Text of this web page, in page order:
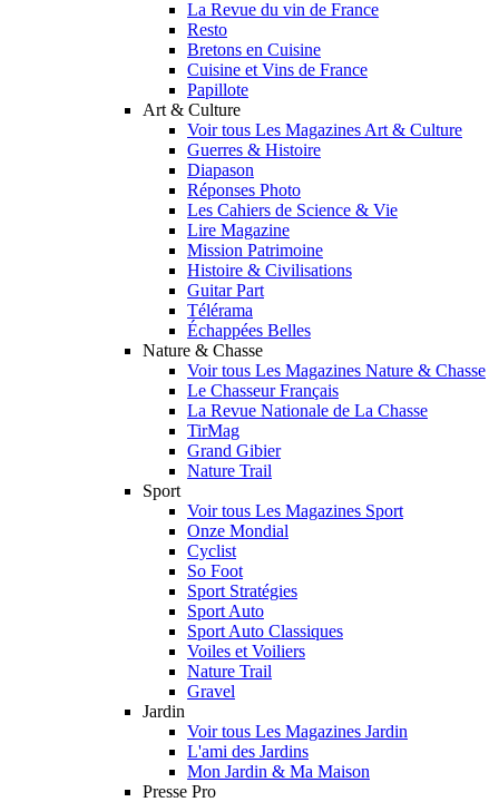
La Revue du vin de France
Resto
Bretons en Cuisine
Cuisine et Vins de France
Papillote
Art & Culture
Voir tous Les Magazines Art & Culture
Guerres & Histoire
Diapason
Réponses Photo
Les Cahiers de Science & Vie
Lire Magazine
Mission Patrimoine
Histoire & Civilisations
Guitar Part
Télérama
Échappées Belles
Nature & Chasse
Voir tous Les Magazines Nature & Chasse
Le Chasseur Français
La Revue Nationale de La Chasse
TirMag
Grand Gibier
Nature Trail
Sport
Voir tous Les Magazines Sport
Onze Mondial
Cyclist
So Foot
Sport Stratégies
Sport Auto
Sport Auto Classiques
Voiles et Voiliers
Nature Trail
Gravel
Jardin
Voir tous Les Magazines Jardin
L'ami des Jardins
Mon Jardin & Ma Maison
Presse Pro